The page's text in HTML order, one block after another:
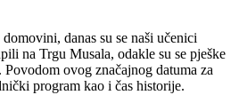
danas su se naši učenici
na Trgu Musala, odakle su se pješke
ovog značajnog datuma za
program kao i čas historije.